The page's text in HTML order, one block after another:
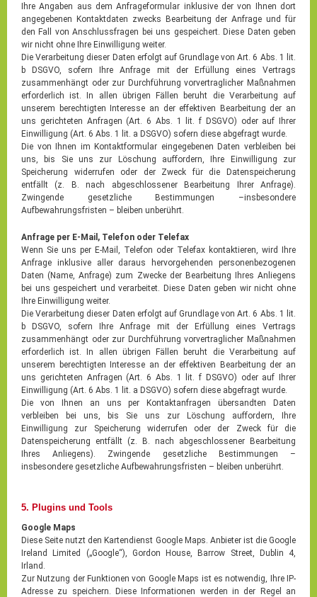
Ihre Angaben aus dem Anfrageformular inklusive der von Ihnen dort
angegebenen Kontaktdaten zwecks Bearbeitung der Anfrage und für
den Fall von Anschlussfragen bei uns gespeichert. Diese Daten geben
wir nicht ohne Ihre Einwilligung weiter.
Die Verarbeitung dieser Daten erfolgt auf Grundlage von Art. 6 Abs. 1 lit.
b DSGVO, sofern Ihre Anfrage mit der Erfüllung eines Vertrags
zusammenhängt oder zur Durchführung vorvertraglicher Maßnahmen
erforderlich ist. In allen übrigen Fällen beruht die Verarbeitung auf
unserem berechtigten Interesse an der effektiven Bearbeitung der an
uns gerichteten Anfragen (Art. 6 Abs. 1 lit. f DSGVO) oder auf Ihrer
Einwilligung (Art. 6 Abs. 1 lit. a DSGVO) sofern diese abgefragt wurde.
Die von Ihnen im Kontaktformular eingegebenen Daten verbleiben bei
uns, bis Sie uns zur Löschung auffordern, Ihre Einwilligung zur
Speicherung widerrufen oder der Zweck für die Datenspeicherung
entfällt (z. B. nach abgeschlossener Bearbeitung Ihrer Anfrage).
Zwingende gesetzliche Bestimmungen –insbesondere
Aufbewahrungsfristen – bleiben unberührt.
Anfrage per E-Mail, Telefon oder Telefax
Wenn Sie uns per E-Mail, Telefon oder Telefax kontaktieren, wird Ihre
Anfrage inklusive aller daraus hervorgehenden personenbezogenen
Daten (Name, Anfrage) zum Zwecke der Bearbeitung Ihres Anliegens
bei uns gespeichert und verarbeitet. Diese Daten geben wir nicht ohne
Ihre Einwilligung weiter.
Die Verarbeitung dieser Daten erfolgt auf Grundlage von Art. 6 Abs. 1 lit.
b DSGVO, sofern Ihre Anfrage mit der Erfüllung eines Vertrags
zusammenhängt oder zur Durchführung vorvertraglicher Maßnahmen
erforderlich ist. In allen übrigen Fällen beruht die Verarbeitung auf
unserem berechtigten Interesse an der effektiven Bearbeitung der an
uns gerichteten Anfragen (Art. 6 Abs. 1 lit. f DSGVO) oder auf Ihrer
Einwilligung (Art. 6 Abs. 1 lit. a DSGVO) sofern diese abgefragt wurde.
Die von Ihnen an uns per Kontaktanfragen übersandten Daten
verbleiben bei uns, bis Sie uns zur Löschung auffordern, Ihre
Einwilligung zur Speicherung widerrufen oder der Zweck für die
Datenspeicherung entfällt (z. B. nach abgeschlossener Bearbeitung
Ihres Anliegens). Zwingende gesetzliche Bestimmungen –
insbesondere gesetzliche Aufbewahrungsfristen – bleiben unberührt.
5. Plugins und Tools
Google Maps
Diese Seite nutzt den Kartendienst Google Maps. Anbieter ist die Google
Ireland Limited („Google“), Gordon House, Barrow Street, Dublin 4,
Irland.
Zur Nutzung der Funktionen von Google Maps ist es notwendig, Ihre IP-
Adresse zu speichern. Diese Informationen werden in der Regel an